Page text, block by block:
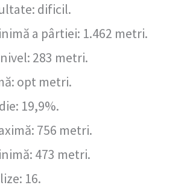
dificil.
a pârtiei: 1.462 metri.
283 metri.
opt metri.
19,9%.
756 metri.
473 metri.
16.